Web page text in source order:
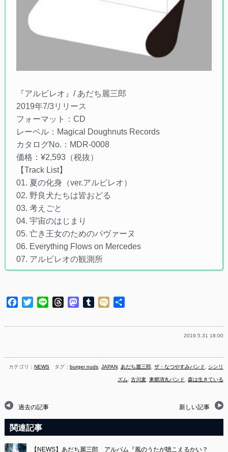
『アルビレオ』/ あだち麗三郎
2019年7/3リリース
フォーマット：CD
レーベル：Magical Doughnuts Records
カタログNo.：MDR-0008
価格：¥2,593（税抜）
【Track List】
01. 夏の化身（ver.アルビレオ）
02. 野良犬たちは皆おどる
03. 考えごと
04. 宇宙のはじまり
05. 亡き王女のためのパヴァーヌ
06. Everything Flows on Mercedes
07. アルビレオの観測所
Facebook
TwitterLine ThreadsMastodon
Tumblr
Mixi
2019.5.31 18:00
カテゴリ： NEWS タグ： burger nuds,JAPAN,あだち麗三郎,ザ・なつやすみバンド, シンリ
ズム,古川麦,東郷清丸バンド,森は生きている
過去の記事 新しい記事
関連記事
【NEWS】あだち麗三郎 アルバム『風のうたが聴こえるかい？